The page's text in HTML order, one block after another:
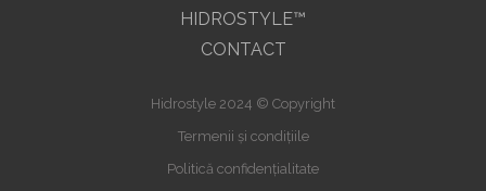
HIDROSTYLE™
CONTACT
Hidrostyle 2024 © Copyright
Termenii și condițiile
Politică confidențialitate